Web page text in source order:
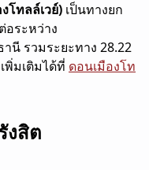
โทลล์เวย์) เป็นทางยก
อระหว่าง
นี รวมระยะทาง 28.22
พิ่มเติมได้ที่ ดอนเมืองโท
งสิต